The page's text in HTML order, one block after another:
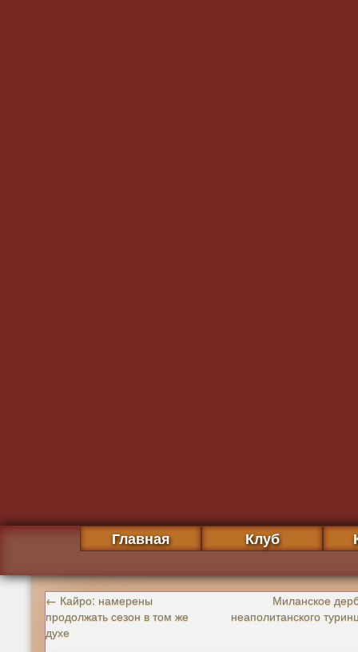
Главная Клуб
← Кайро: намерены
продолжать сезон в том же
духе
Миланское
неаполитанского